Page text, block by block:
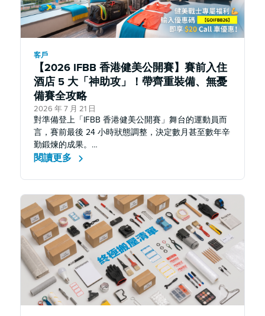
客戶
【2026 IFBB 香港健美公開賽】賽前入住
酒店 5 大「神助攻」！帶齊重裝備、無憂
備賽全攻略
2026 年 7 月 21 日
對準備登上「IFBB 香港健美公開賽」舞台的運動員而
言，賽前最後 24 小時狀態調整，決定數月甚至數年辛
勤鍛煉的成果。…
閱讀更多